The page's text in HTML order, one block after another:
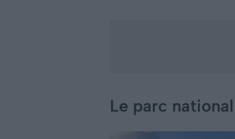
Le parc